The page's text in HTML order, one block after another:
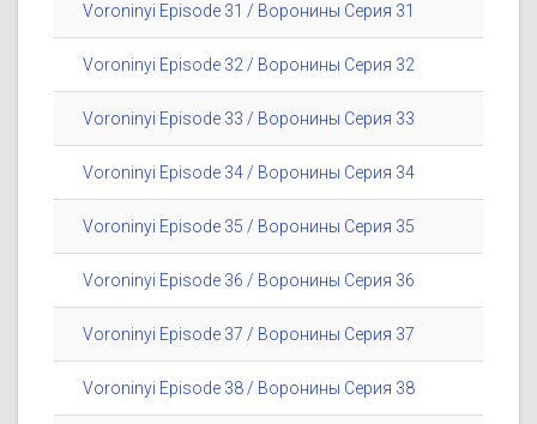
Voroninyi Episode 31 / Воронины Серия 31
Voroninyi Episode 32 / Воронины Серия 32
Voroninyi Episode 33 / Воронины Серия 33
Voroninyi Episode 34 / Воронины Серия 34
Voroninyi Episode 35 / Воронины Серия 35
Voroninyi Episode 36 / Воронины Серия 36
Voroninyi Episode 37 / Воронины Серия 37
Voroninyi Episode 38 / Воронины Серия 38